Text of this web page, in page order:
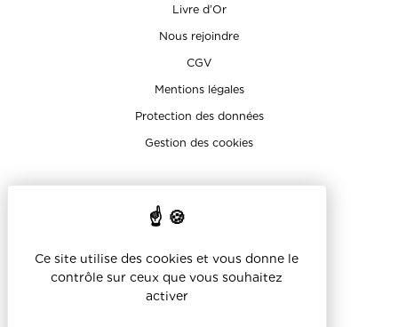
Livre d’Or
Nous rejoindre
CGV
Mentions légales
Protection des données
Gestion des cookies
Sur les réseaux
Ce site utilise des cookies et vous donne le
contrôle sur ceux que vous souhaitez
activer